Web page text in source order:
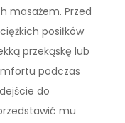
masażem. Przed
posiłków
przekąskę lub
podczas
do
mu